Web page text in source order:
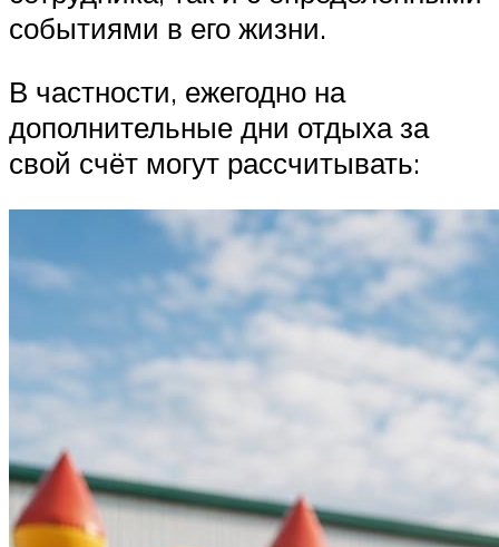
событиями в его жизни.
В частности, ежегодно на
дополнительные дни отдыха за
свой счёт могут рассчитывать: